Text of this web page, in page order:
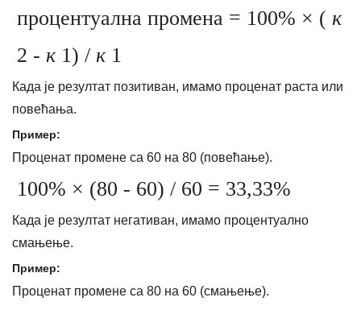
процентуална промена = 100% × ( к
2 - к1) / к1
Када је резултат позитиван, имамо проценат раста или
повећања.
Пример:
Проценат промене са 60 на 80 (повећање).
100% × (80 - 60) / 60 = 33,33%
Када је резултат негативан, имамо процентуално
смањење.
Пример:
Проценат промене са 80 на 60 (смањење).